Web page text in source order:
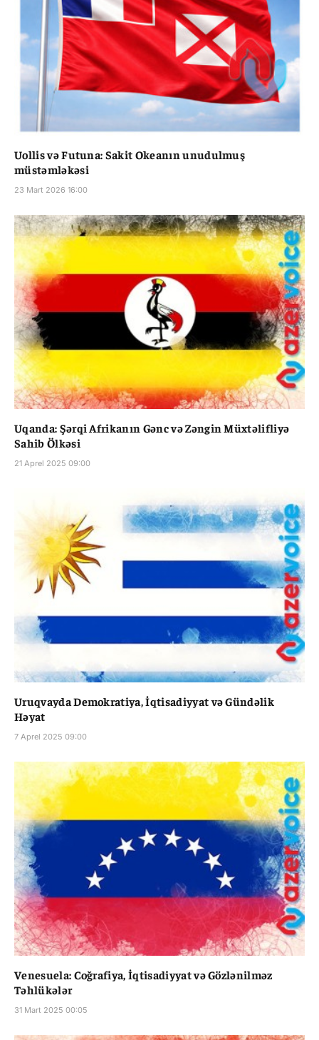
Uollis və Futuna: Sakit Okeanın unudulmuş
müstəmləkəsi
23 Mart 2026 16:00
Uqanda: Şərqi Afrikanın Gənc və Zəngin Müxtəlifliyə
Sahib Ölkəsi
21 Aprel 2025 09:00
Uruqvayda Demokratiya, İqtisadiyyat və Gündəlik
Həyat
7 Aprel 2025 09:00
Venesuela: Coğrafiya, İqtisadiyyat və Gözlənilməz
Təhlükələr
31 Mart 2025 00:05